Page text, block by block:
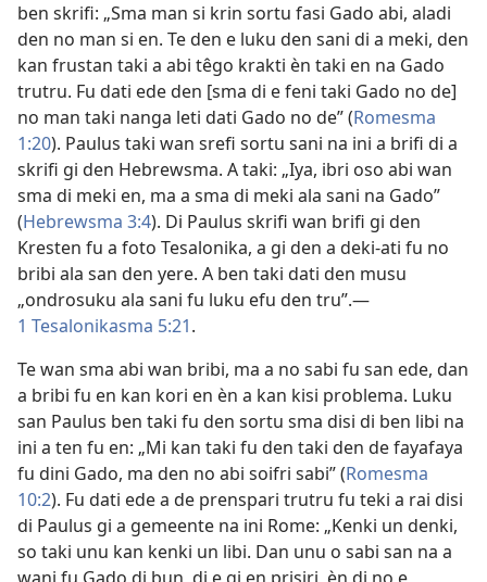
ben skrifi: „Sma man si krin sortu fasi Gado abi, aladi
den no man si en. Te den e luku den sani di a meki, den
kan frustan taki a abi têgo krakti èn taki en na Gado
trutru. Fu dati ede den [sma di e feni taki Gado no de]
no man taki nanga leti dati Gado no de” (Romesma
1:20). Paulus taki wan srefi sortu sani na ini a brifi di a
skrifi gi den Hebrewsma. A taki: „Iya, ibri oso abi wan
sma di meki en, ma a sma di meki ala sani na Gado”
(Hebrewsma 3:4). Di Paulus skrifi wan brifi gi den
Kresten fu a foto Tesalonika, a gi den a deki-ati fu no
bribi ala san den yere. A ben taki dati den musu
„ondrosuku ala sani fu luku efu den tru”.​—
1 Tesalonikasma 5:21.
Te wan sma abi wan bribi, ma a no sabi fu san ede, dan
a bribi fu en kan kori en èn a kan kisi problema. Luku
san Paulus ben taki fu den sortu sma disi di ben libi na
ini a ten fu en: „Mi kan taki fu den taki den de fayafaya
fu dini Gado, ma den no abi soifri sabi” (Romesma
10:2). Fu dati ede a de prenspari trutru fu teki a rai disi
di Paulus gi a gemeente na ini Rome: „Kenki un denki,
so taki unu kan kenki un libi. Dan unu o sabi san na a